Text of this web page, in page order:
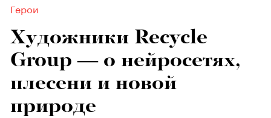
Герои
Художники Recycle
Group — о нейросетях,
плесени и новой
природе